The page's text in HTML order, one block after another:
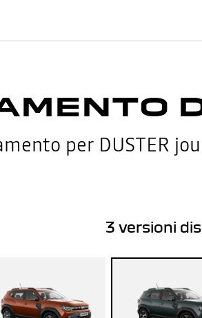
per DUSTER
3 versioni